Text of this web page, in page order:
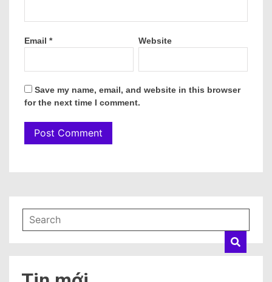
Email * Website
Save my name, email, and website in this browser
for the next time I comment.